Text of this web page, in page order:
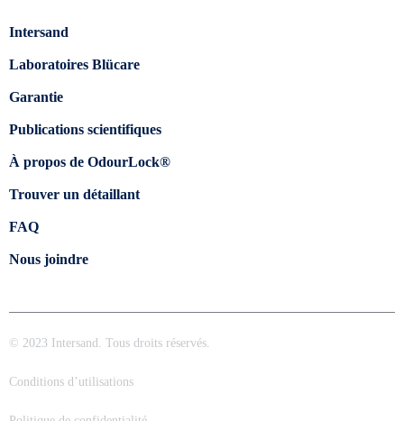
Intersand
Laboratoires Blücare
Garantie
Publications scientifiques
À propos de OdourLock®
Trouver un détaillant
FAQ
Nous joindre
© 2023 Intersand. Tous droits réservés.
Conditions d’utilisations